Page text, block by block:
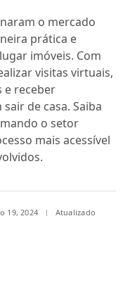
o mercado
prática e
imóveis. Com
visitas virtuais,
e receber
de casa. Saiba
o setor
mais acessível
19, 2024
Atualizado